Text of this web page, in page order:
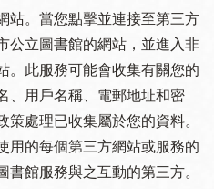
站。當您點擊並連接至第三方
公立圖書館的網站，並進入非
。此服務可能會收集有關您的
、用戶名稱、電郵地址和密
處理已收集屬於您的資料。
用的每個第三方網站或服務的
館服務與之互動的第三方。